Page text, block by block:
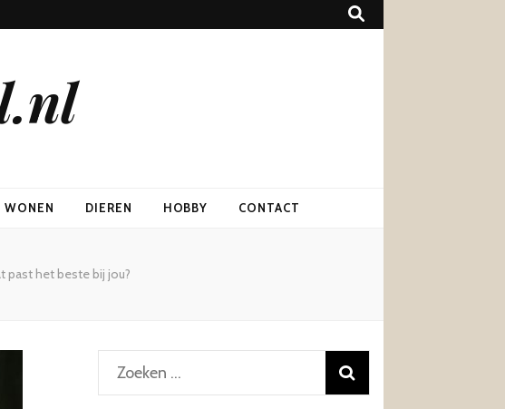
WONEN DIEREN HOBBY CONTACT
past het beste bij jou?
Zoeken
naar: